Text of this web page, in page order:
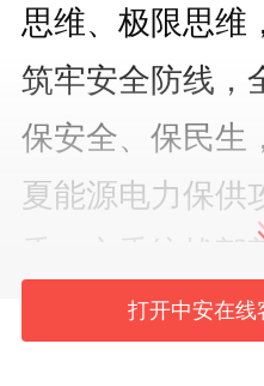
思维、极限思维
筑牢安全防线，
保安全、保民生
夏能源电力保供
委、市委统战部
打开中安在线